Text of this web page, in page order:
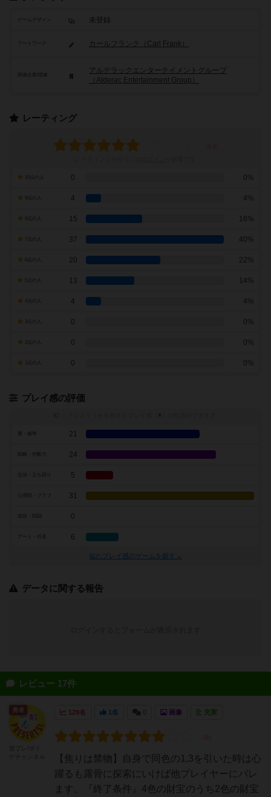
ゲームデザイン 未登録
アートワーク カールフランク（Carl Frank）
アルデラックエンターテイメントグループ
（Alderac Entertainment Group）
レーティング
0 0%
4 4%
15 16%
7点の人 37 40%
20 22%
13 14%
4 4%
0 0%
0 0%
0 0%
プレイ感の評価
※
21
戦略・判断力 24
5
31
0
アート・外見 6
似たプレイ感のゲームを探す→
データに関する報告
レビュー 17件
129名 1名 画像 充実
【焦りは禁物】自身で同色の1,3を引いた時は心
躍るも露骨に探索にいけば他プレイヤーにバレ
ます。『終了条件』4色の財宝のうち2色の財宝
勇者